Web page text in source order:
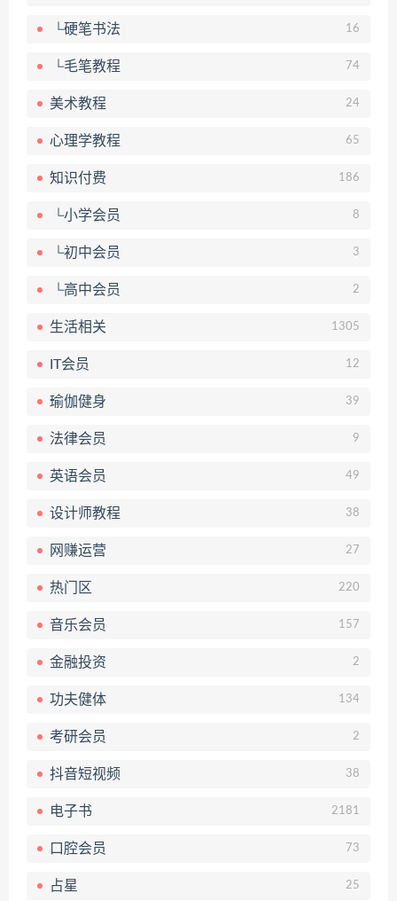
└硬笔书法 16
└毛笔教程 74
美术教程 24
心理学教程 65
知识付费 186
└小学会员 8
└初中会员 3
└高中会员 2
生活相关 1305
IT会员 12
瑜伽健身 39
法律会员 9
英语会员 49
设计师教程 38
网赚运营 27
热门区 220
音乐会员 157
金融投资 2
功夫健体 134
考研会员 2
抖音短视频 38
电子书 2181
口腔会员 73
占星 25